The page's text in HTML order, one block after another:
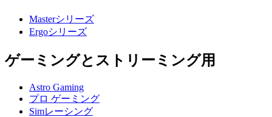
Masterシリーズ
Ergoシリーズ
ゲーミングとストリーミング用
Astro Gaming
プロ ゲーミング
Simレーシング